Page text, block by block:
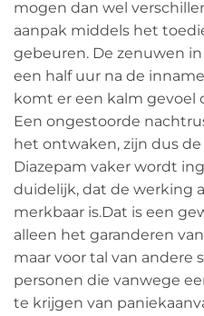
mogen dan wel
aanpak middels het
gebeuren. De zenuwen
een half uur na de
komt er een kalm gevoel
Een ongestoorde
het ontwaken, zijn dus
Diazepam vaker wordt
duidelijk, dat de werking
merkbaar is.Dat is een
alleen het garanderen
maar voor tal van andere
personen die vanwege
te krijgen van